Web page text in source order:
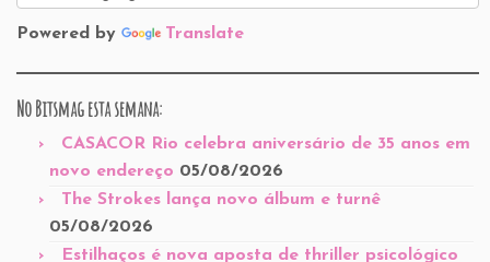
Powered by Translate
No Bitsmag esta semana:
CASACOR Rio celebra aniversário de 35 anos em
novo endereço 05/08/2026
The Strokes lança novo álbum e turnê
05/08/2026
Estilhaços é nova aposta de thriller psicológico